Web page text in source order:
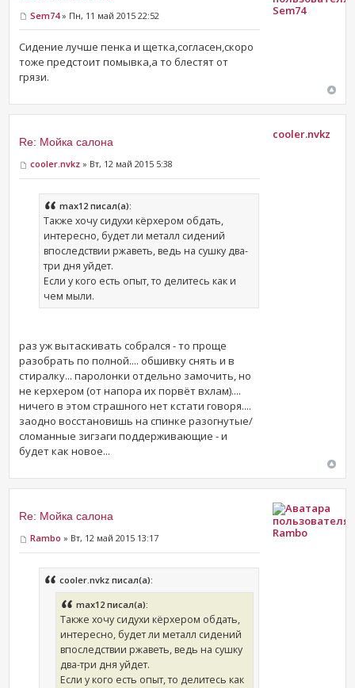
Sem74» Пн, 11 май 2015 22:52
Сидение лучше пенка и щетка,согласен,скоро
тоже предстоит помывка,а то блестят от
грязи.
Sem74
Re: Мойка салона
cooler.nvkz » Вт, 12 май 2015 5:38
max12 писал(а):
Также хочу сидухи кёрхером обдать,
интересно, будет ли металл сидений
впоследствии ржаветь, ведь на сушку два-
три дня уйдет.
Если у кого есть опыт, то делитесь как и
чем мыли.
раз уж вытаскивать собрался - то проще
разобрать по полной.... обшивку снять и в
стиралку... паролонки отдельно замочить, но
не керхером (от напора их порвёт вхлам)....
ничего в этом страшного нет кстати говоря....
заодно восстановишь на спинке разогнутые/
сломанные зигзаги поддерживающие - и
будет как новое...
cooler.nvkz
Re: Мойка салона
Rambo » Вт, 12 май 2015 13:17
cooler.nvkz писал(а):
max12 писал(а):
Также хочу сидухи кёрхером обдать,
интересно, будет ли металл сидений
впоследствии ржаветь, ведь на сушку
два-три дня уйдет.
Если у кого есть опыт, то делитесь как
Rambo